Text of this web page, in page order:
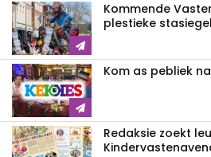
Kommende
plestieke
Kom as pebliek
Redaksie zoekt